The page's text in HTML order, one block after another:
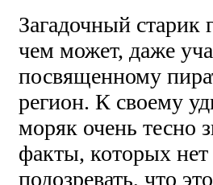
Загадочный старик
чем может, даже
посвященному
регион. К своему
моряк очень тесно
факты, которых
подозревать, что